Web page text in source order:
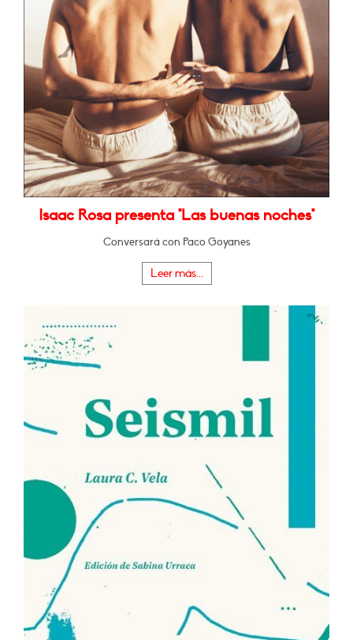
Isaac Rosa presenta "Las buenas noches"
Conversará con Paco Goyanes
Leer más...